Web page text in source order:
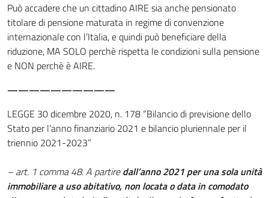
Può accadere che un cittadino AIRE sia anche pensionato
titolare di pensione maturata in regime di convenzione
internazionale con l’Italia, e quindi può beneficiare della
riduzione, MA SOLO perchè rispetta le condizioni sulla pensione
e NON perchè è AIRE.
——————————
LEGGE 30 dicembre 2020, n. 178 “Bilancio di previsione dello
Stato per l’anno finanziario 2021 e bilancio pluriennale per il
triennio 2021-2023”
– art. 1 comma 48. A partiredall’anno 2021 per una sola unità
immobiliare a uso abitativo, non locata o data in comodato